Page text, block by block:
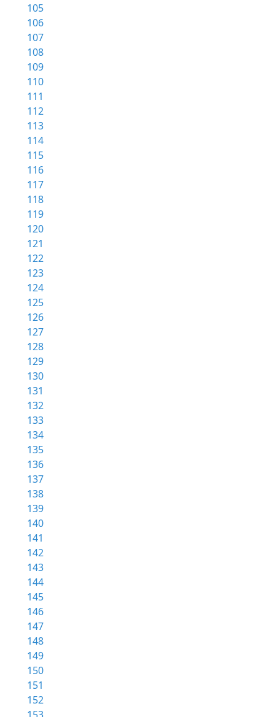
105
106
107
108
109
110
111
112
113
114
115
116
117
118
119
120
121
122
123
124
125
126
127
128
129
130
131
132
133
134
135
136
137
138
139
140
141
142
143
144
145
146
147
148
149
150
151
152